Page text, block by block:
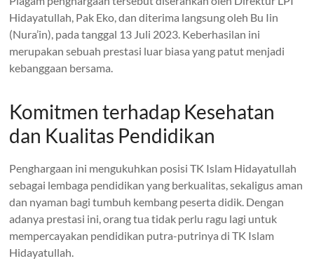
Hidayatullah, Pak Eko, dan diterima langsung oleh Bu Iin
(Nura’in), pada tanggal 13 Juli 2023. Keberhasilan ini
merupakan sebuah prestasi luar biasa yang patut menjadi
kebanggaan bersama.
Komitmen terhadap Kesehatan
dan Kualitas Pendidikan
Penghargaan ini mengukuhkan posisi TK Islam Hidayatullah
sebagai lembaga pendidikan yang berkualitas, sekaligus aman
dan nyaman bagi tumbuh kembang peserta didik. Dengan
adanya prestasi ini, orang tua tidak perlu ragu lagi untuk
mempercayakan pendidikan putra-putrinya di TK Islam
Hidayatullah.